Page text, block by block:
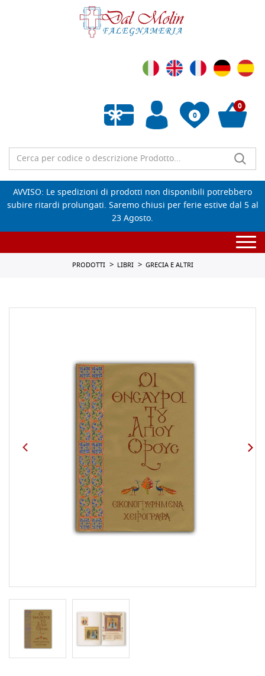
0
Wishlist vuota
0
AVVISO: Le spedizioni di prodotti non disponibili potrebbero
subire ritardi prolungati. Saremo chiusi per ferie estive dal 5 al
23 Agosto.
PRODOTTI LIBRI GRECIA E ALTRI